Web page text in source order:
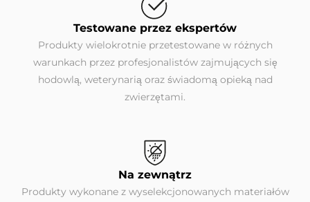
Testowane przez ekspertów
Produkty wielokrotnie przetestowane w różnych
warunkach przez profesjonalistów zajmujących się
hodowlą, weterynarią oraz świadomą opieką nad
zwierzętami.
Na zewnątrz
Produkty wykonane z wyselekcjonowanych materiałów